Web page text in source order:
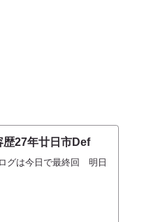
歴27年廿日市Def
グは今日で最終回 明日